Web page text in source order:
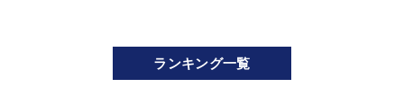
ランキング一覧